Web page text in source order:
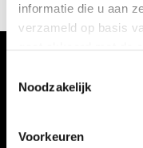
informatie die u aan
verzameld op basis
Noodzakelijk
Voorkeuren
VERHALEN
KALENDER